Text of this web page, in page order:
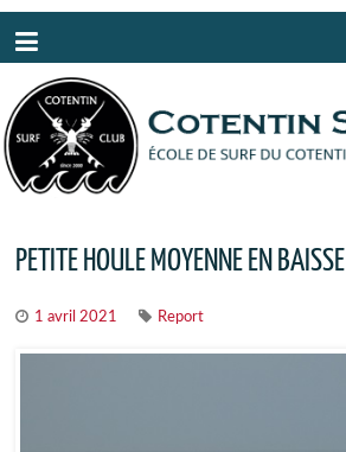
PETITE HOULE MOYENNE EN BAISSE
1 avril 2021 Report
Panneau de gestion des cookies